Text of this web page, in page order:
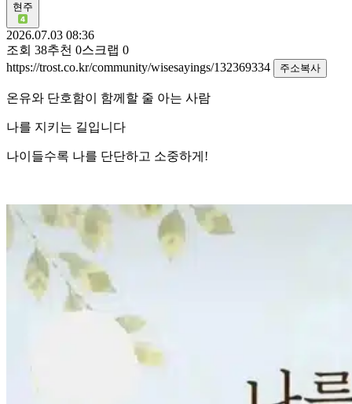
현주
2026.07.03 08:36
조회 38추천 0스크랩 0
https://trost.co.kr/community/wisesayings/132369334
주소복사
온유와 단호함이 함께할 줄 아는 사람
나를 지키는 길입니다
나이들수록 나를 단단하고 소중하게!